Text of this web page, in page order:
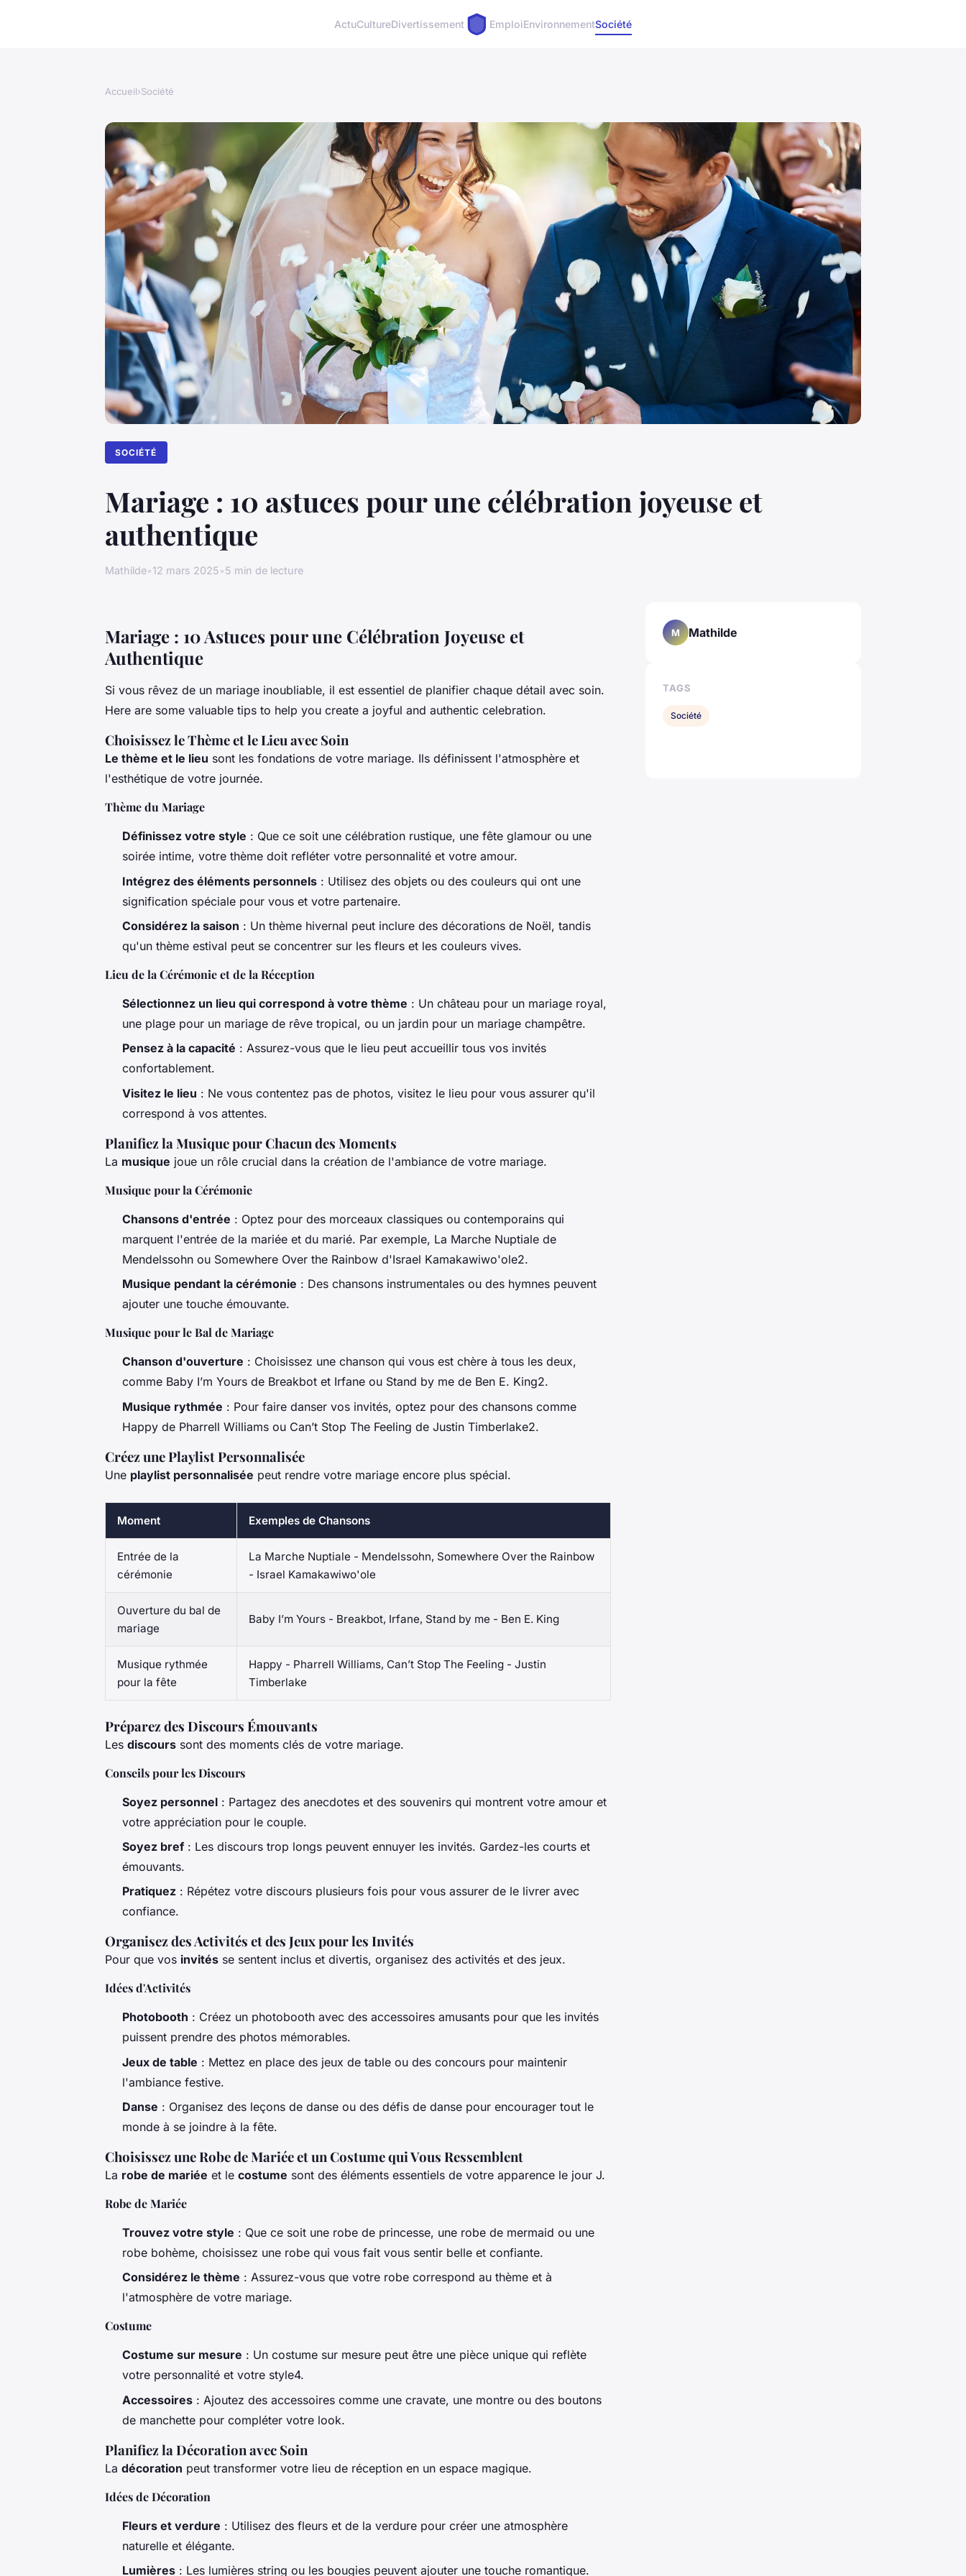
ActuCultureDivertissement EmploiEnvironnementSociété
Accueil›Société
SOCIÉTÉ
Mariage : 10 astuces pour une célébration joyeuse et
authentique
Mathilde•12 mars 2025•5 min de lecture
Mariage : 10 Astuces pour une Célébration Joyeuse et
Authentique
Si vous rêvez de un mariage inoubliable, il est essentiel de planifier chaque détail avec soin.
Here are some valuable tips to help you create a joyful and authentic celebration.
Choisissez le Thème et le Lieu avec Soin
Le thème et le lieu sont les fondations de votre mariage. Ils définissent l'atmosphère et
l'esthétique de votre journée.
Thème du Mariage
Définissez votre style : Que ce soit une célébration rustique, une fête glamour ou une
soirée intime, votre thème doit refléter votre personnalité et votre amour.
Intégrez des éléments personnels : Utilisez des objets ou des couleurs qui ont une
signification spéciale pour vous et votre partenaire.
Considérez la saison : Un thème hivernal peut inclure des décorations de Noël, tandis
qu'un thème estival peut se concentrer sur les fleurs et les couleurs vives.
Lieu de la Cérémonie et de la Réception
Sélectionnez un lieu qui correspond à votre thème : Un château pour un mariage royal,
une plage pour un mariage de rêve tropical, ou un jardin pour un mariage champêtre.
Pensez à la capacité : Assurez-vous que le lieu peut accueillir tous vos invités
confortablement.
Visitez le lieu : Ne vous contentez pas de photos, visitez le lieu pour vous assurer qu'il
correspond à vos attentes.
Planifiez la Musique pour Chacun des Moments
La musique joue un rôle crucial dans la création de l'ambiance de votre mariage.
Musique pour la Cérémonie
Chansons d'entrée : Optez pour des morceaux classiques ou contemporains qui
marquent l'entrée de la mariée et du marié. Par exemple, La Marche Nuptiale de
Mendelssohn ou Somewhere Over the Rainbow d'Israel Kamakawiwo'ole2.
Musique pendant la cérémonie : Des chansons instrumentales ou des hymnes peuvent
ajouter une touche émouvante.
Musique pour le Bal de Mariage
Chanson d'ouverture : Choisissez une chanson qui vous est chère à tous les deux,
comme Baby I’m Yours de Breakbot et Irfane ou Stand by me de Ben E. King2.
Musique rythmée : Pour faire danser vos invités, optez pour des chansons comme
Happy de Pharrell Williams ou Can’t Stop The Feeling de Justin Timberlake2.
Créez une Playlist Personnalisée
Une playlist personnalisée peut rendre votre mariage encore plus spécial.
Moment Exemples de Chansons
Entrée de la
cérémonie
La Marche Nuptiale - Mendelssohn, Somewhere Over the Rainbow
- Israel Kamakawiwo'ole
Ouverture du bal de
mariage
Baby I’m Yours - Breakbot, Irfane, Stand by me - Ben E. King
Musique rythmée
pour la fête
Happy - Pharrell Williams, Can’t Stop The Feeling - Justin
Timberlake
Préparez des Discours Émouvants
Les discours sont des moments clés de votre mariage.
Conseils pour les Discours
Soyez personnel : Partagez des anecdotes et des souvenirs qui montrent votre amour et
votre appréciation pour le couple.
Soyez bref : Les discours trop longs peuvent ennuyer les invités. Gardez-les courts et
émouvants.
Pratiquez : Répétez votre discours plusieurs fois pour vous assurer de le livrer avec
confiance.
Organisez des Activités et des Jeux pour les Invités
Pour que vos invités se sentent inclus et divertis, organisez des activités et des jeux.
Idées d'Activités
Photobooth : Créez un photobooth avec des accessoires amusants pour que les invités
puissent prendre des photos mémorables.
Jeux de table : Mettez en place des jeux de table ou des concours pour maintenir
l'ambiance festive.
Danse : Organisez des leçons de danse ou des défis de danse pour encourager tout le
monde à se joindre à la fête.
Choisissez une Robe de Mariée et un Costume qui Vous Ressemblent
La robe de mariée et le costume sont des éléments essentiels de votre apparence le jour J.
Robe de Mariée
Trouvez votre style : Que ce soit une robe de princesse, une robe de mermaid ou une
robe bohème, choisissez une robe qui vous fait vous sentir belle et confiante.
Considérez le thème : Assurez-vous que votre robe correspond au thème et à
l'atmosphère de votre mariage.
Costume
Costume sur mesure : Un costume sur mesure peut être une pièce unique qui reflète
votre personnalité et votre style4.
Accessoires : Ajoutez des accessoires comme une cravate, une montre ou des boutons
de manchette pour compléter votre look.
Planifiez la Décoration avec Soin
La décoration peut transformer votre lieu de réception en un espace magique.
Idées de Décoration
Fleurs et verdure : Utilisez des fleurs et de la verdure pour créer une atmosphère
naturelle et élégante.
Lumières : Les lumières string ou les bougies peuvent ajouter une touche romantique.
M Mathilde
TAGS
Société